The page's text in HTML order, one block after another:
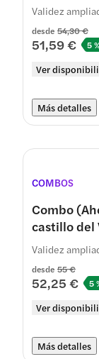
desde 54,30 €
51,59 € 5
Ver
Validez
Más detalles
COMBOS
Combo
castillo del
desde 55 €
52,25 € 5
Ver
Validez
Más detalles